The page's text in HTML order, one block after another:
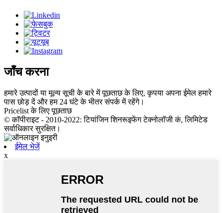
जाँच करना
हमारे उत्पादों या मूल्य सूची के बारे में पूछताछ के लिए, कृपया अपना ईमेल हमारे
पास छोड़ दें और हम 24 घंटे के भीतर संपर्क में रहेंगे।
Pricelist के लिए पूछताछ
© कॉपीराइट - 2010-2022: टियांजिन शिनरूइफेंग टेक्नोलॉजी कं, लिमिटेड
सर्वाधिकार सुरक्षित।
ईमेल भेजें
x